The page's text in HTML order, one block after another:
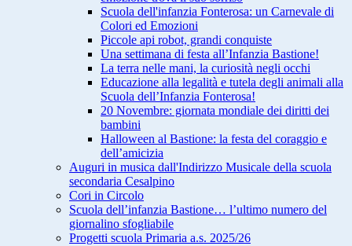
Scuola dell'infanzia Fonterosa: un Carnevale di
Colori ed Emozioni
Piccole api robot, grandi conquiste
Una settimana di festa all’Infanzia Bastione!
La terra nelle mani, la curiosità negli occhi
Educazione alla legalità e tutela degli animali alla
Scuola dell’Infanzia Fonterosa!
20 Novembre: giornata mondiale dei diritti dei
bambini
Halloween al Bastione: la festa del coraggio e
dell’amicizia
Auguri in musica dall'Indirizzo Musicale della scuola
secondaria Cesalpino
Cori in Circolo
Scuola dell’infanzia Bastione… l’ultimo numero del
giornalino sfogliabile
Progetti scuola Primaria a.s. 2025/26